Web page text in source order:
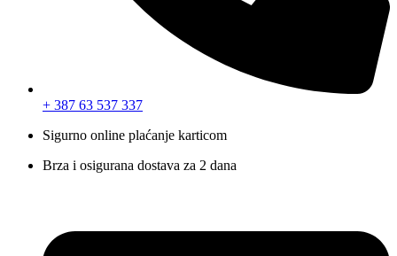
+ 387 63 537 337
Sigurno online plaćanje karticom
Brza i osigurana dostava za 2 dana